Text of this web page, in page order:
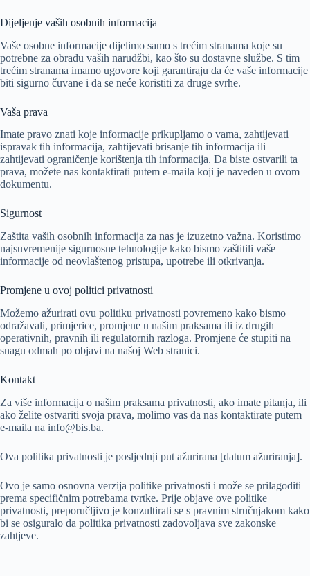
Dijeljenje vaših osobnih informacija
Vaše osobne informacije dijelimo samo s trećim stranama koje su
potrebne za obradu vaših narudžbi, kao što su dostavne službe. S tim
trećim stranama imamo ugovore koji garantiraju da će vaše informacije
biti sigurno čuvane i da se neće koristiti za druge svrhe.
Vaša prava
Imate pravo znati koje informacije prikupljamo o vama, zahtijevati
ispravak tih informacija, zahtijevati brisanje tih informacija ili
zahtijevati ograničenje korištenja tih informacija. Da biste ostvarili ta
prava, možete nas kontaktirati putem e-maila koji je naveden u ovom
dokumentu.
Sigurnost
Zaštita vaših osobnih informacija za nas je izuzetno važna. Koristimo
najsuvremenije sigurnosne tehnologije kako bismo zaštitili vaše
informacije od neovlaštenog pristupa, upotrebe ili otkrivanja.
Promjene u ovoj politici privatnosti
Možemo ažurirati ovu politiku privatnosti povremeno kako bismo
odražavali, primjerice, promjene u našim praksama ili iz drugih
operativnih, pravnih ili regulatornih razloga. Promjene će stupiti na
snagu odmah po objavi na našoj Web stranici.
Kontakt
Za više informacija o našim praksama privatnosti, ako imate pitanja, ili
ako želite ostvariti svoja prava, molimo vas da nas kontaktirate putem
e-maila na info@bis.ba.
Ova politika privatnosti je posljednji put ažurirana [datum ažuriranja].
Ovo je samo osnovna verzija politike privatnosti i može se prilagoditi
prema specifičnim potrebama tvrtke. Prije objave ove politike
privatnosti, preporučljivo je konzultirati se s pravnim stručnjakom kako
bi se osiguralo da politika privatnosti zadovoljava sve zakonske
zahtjeve.